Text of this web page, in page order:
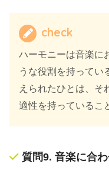
check
ハーモニーは音楽に
うな役割を持ってい
えられたひとは、そ
適性を持っているこ
質問9. 音楽に合